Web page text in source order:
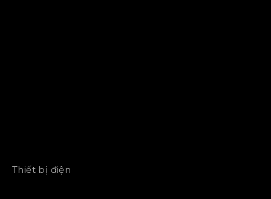
Thiết bị điện